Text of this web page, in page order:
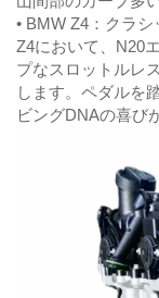
• BMW Z4：クラ
Z4において、N20
プなスロットルレ
します。ペダルを
ビングDNAの喜び